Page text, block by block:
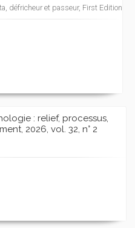
défricheur et passeur, First Edition
: relief, processus,
2026, vol. 32, n° 2